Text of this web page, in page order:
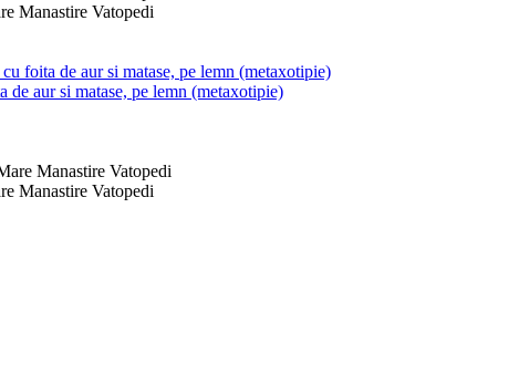
Manastire Vatopedi
foita de aur si matase, pe lemn (metaxotipie)
aur si matase, pe lemn (metaxotipie)
Manastire Vatopedi